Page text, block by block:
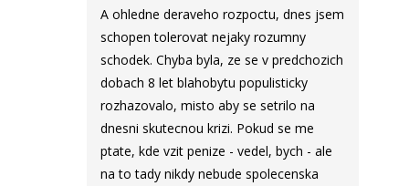
A ohledne deraveho rozpoctu, dnes jsem
schopen tolerovat nejaky rozumny
schodek. Chyba byla, ze se v predchozich
dobach 8 let blahobytu populisticky
rozhazovalo, misto aby se setrilo na
dnesni skutecnou krizi. Pokud se me
ptate, kde vzit penize - vedel, bych - ale
na to tady nikdy nebude spolecenska